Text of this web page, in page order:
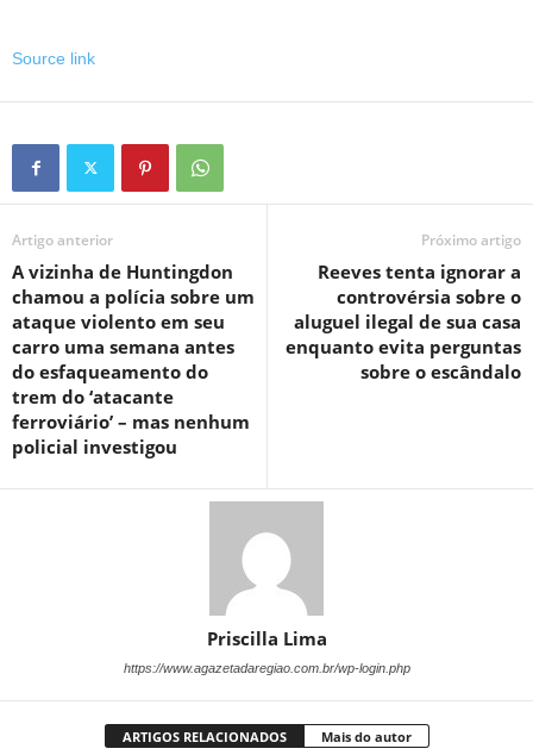
Source link
Artigo anterior
A vizinha de Huntingdon
chamou a polícia sobre um
ataque violento em seu
carro uma semana antes
do esfaqueamento do
trem do ‘atacante
ferroviário’ – mas nenhum
policial investigou
Próximo artigo
Reeves tenta ignorar a
controvérsia sobre o
aluguel ilegal de sua casa
enquanto evita perguntas
sobre o escândalo
Priscilla Lima
https://www.agazetadaregiao.com.br/wp-login.php
ARTIGOS RELACIONADOS Mais do autor